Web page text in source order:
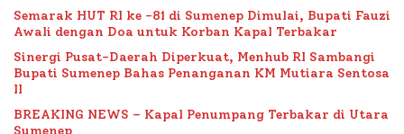
Semarak HUT RI ke -81 di Sumenep Dimulai, Bupati Fauzi
Awali dengan Doa untuk Korban Kapal Terbakar
Sinergi Pusat-Daerah Diperkuat, Menhub RI Sambangi
Bupati Sumenep Bahas Penanganan KM Mutiara Sentosa
II
BREAKING NEWS – Kapal Penumpang Terbakar di Utara